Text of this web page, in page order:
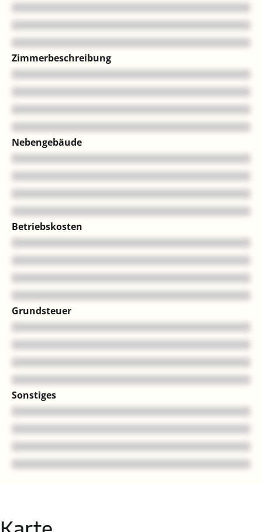
Zimmerbeschreibung
Nebengebäude
Betriebskosten
Grundsteuer
Sonstiges